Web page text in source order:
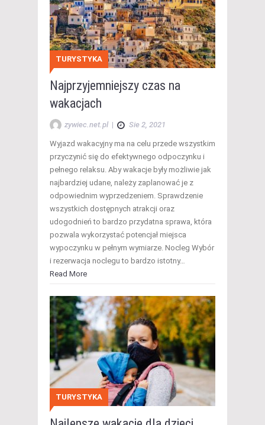
TURYSTYKA
Najprzyjemniejszy czas na
wakacjach
zywiec.net.pl | Sie 2, 2021
Wyjazd wakacyjny ma na celu przede wszystkim
przyczynić się do efektywnego odpoczynku i
pełnego relaksu. Aby wakacje były możliwie jak
najbardziej udane, należy zaplanować je z
odpowiednim wyprzedzeniem. Sprawdzenie
wszystkich dostępnych atrakcji oraz
udogodnień to bardzo przydatna sprawa, która
pozwala wykorzystać potencjał miejsca
wypoczynku w pełnym wymiarze. Nocleg Wybór
i rezerwacja noclegu to bardzo istotny…
Read More
TURYSTYKA